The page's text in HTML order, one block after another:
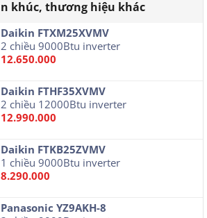
Daikin FTXM25XVMV
2 chiều 9000Btu inverter
12.650.000
Daikin FTHF35XVMV
2 chiều 12000Btu inverter
12.990.000
Daikin FTKB25ZVMV
1 chiều 9000Btu inverter
8.290.000
Panasonic YZ9AKH-8